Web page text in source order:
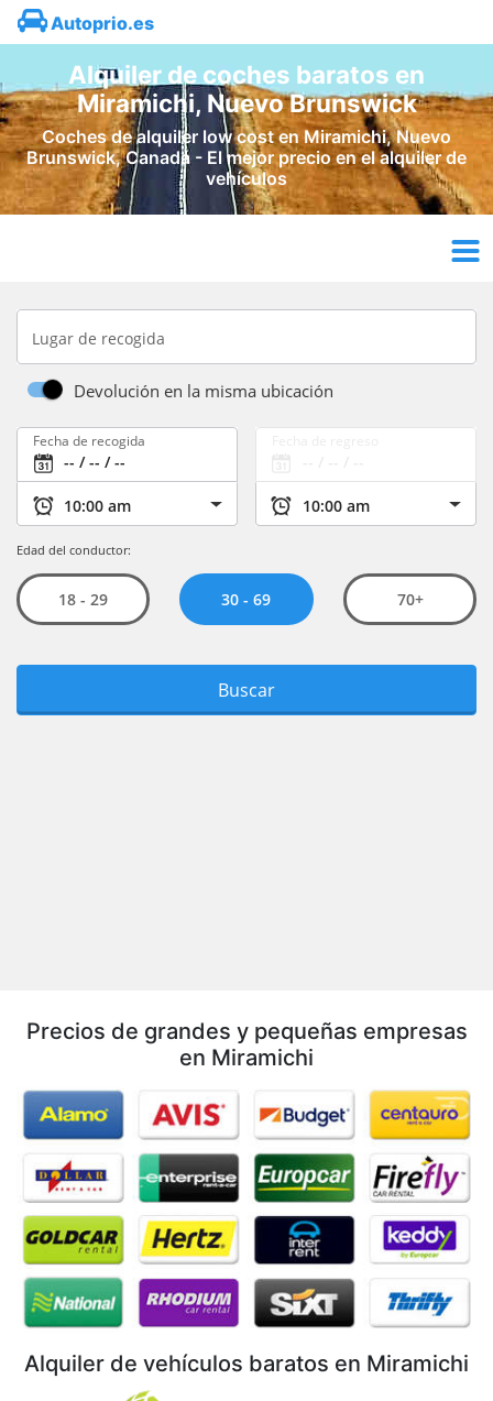
Autoprio.es
Alquiler de coches baratos en
Miramichi, Nuevo Brunswick
Coches de alquiler low cost en Miramichi, Nuevo
Brunswick, Canadá - El mejor precio en el alquiler de
vehículos
Precios de grandes y pequeñas empresas
en Miramichi
Alquiler de vehículos baratos en Miramichi